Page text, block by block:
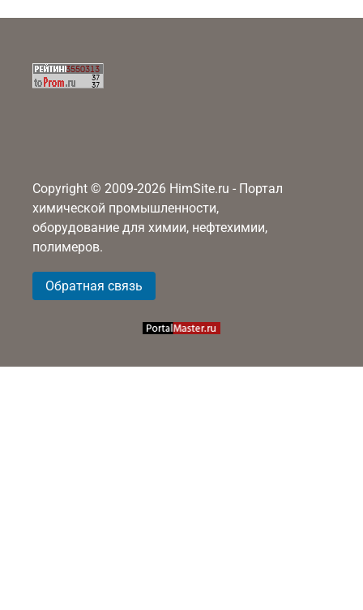
Copyright © 2009-2026 HimSite.ru - Портал
химической промышленности,
оборудование для химии, нефтехимии,
полимеров.
Обратная связь